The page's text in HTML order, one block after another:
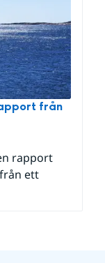
från
rapport
ett